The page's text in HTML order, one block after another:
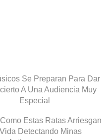
Se Preparan Para Dar
A Una Audiencia Muy
Especial
Estas Ratas Arriesgan
Detectando Minas